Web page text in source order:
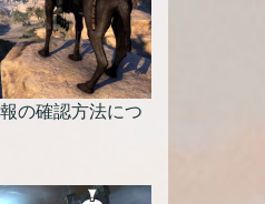
の確認方法につ